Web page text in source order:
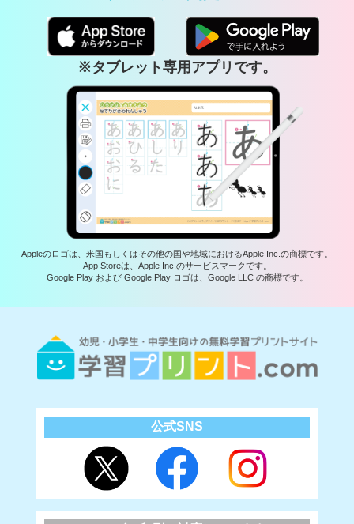
※タブレット専用アプリです。
Appleのロゴは、米国もしくはその他の国や地域におけるApple Inc.の商標です。
App Storeは、Apple Inc.のサービスマークです。
Google Play および Google Play ロゴは、Google LLC の商標です。
公式SNS